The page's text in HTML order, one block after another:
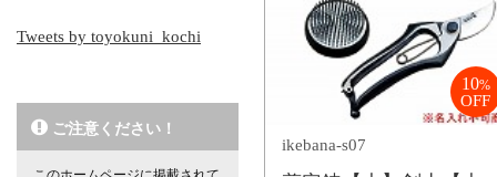
10%
OFF
ikebana-s07
Tweets by toyokuni_kochi
ご注意ください！